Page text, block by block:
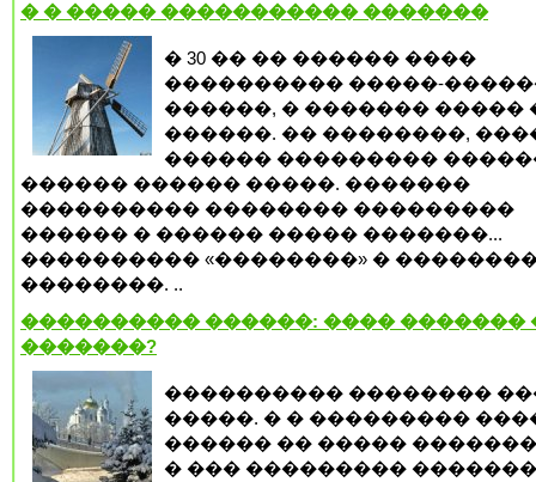
� � ����� ����������� �������
� 30 �� �� ������ ����
���������� �����-
������, � ������� �����
������. �� ��������,
������ ���������
������ ������ �����. �������
���������� �������� ���������
������ � ������ ����� �������...
���������� «��������» �
��������. ..
���������� ������: ���� �������
�������?
���������� ��������
�����. � � ���������
������ �� �����
� ��� ���������